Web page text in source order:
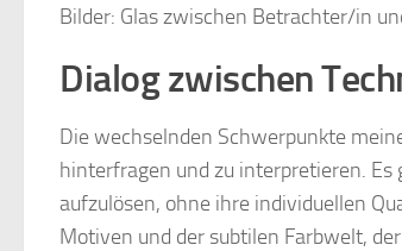
Bilder: Glas zwischen Betrachter/in
Dialog zwischen
Die wechselnden Schwerpunkte
hinterfragen und zu interpretieren. Es
aufzulösen, ohne ihre individuellen
Motiven und der subtilen Farbwelt,